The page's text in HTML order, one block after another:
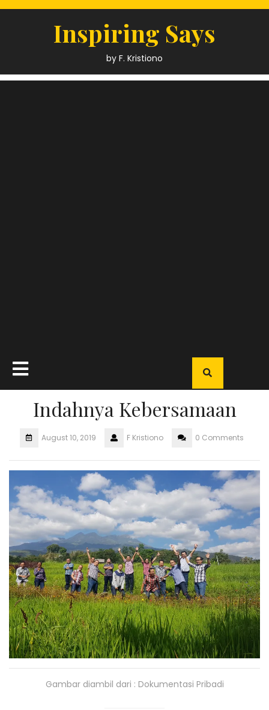
Inspiring Says
by F. Kristiono
Open
Button
Indahnya Kebersamaan
August 10, 2019 F Kristiono 0 Comments
Gambar diambil dari : Dokumentasi Pribadi